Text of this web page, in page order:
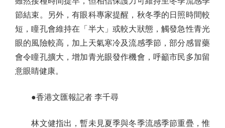
節結束。另外，有眼科專家提醒，秋冬季的日照時間較
短，瞳孔會維持在「半大」或較大狀態，觸發急性青光
眼的風險較高，加上天氣寒冷及流感季節，部分感冒藥
會令瞳孔擴大，增加青光眼發作機會，呼籲市民多加留
意眼睛健康。
●香港文匯報記者 李千尋
林文健指出，暫未見夏季與冬季流感季節重疊，惟